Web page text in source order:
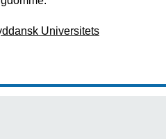
Universitets